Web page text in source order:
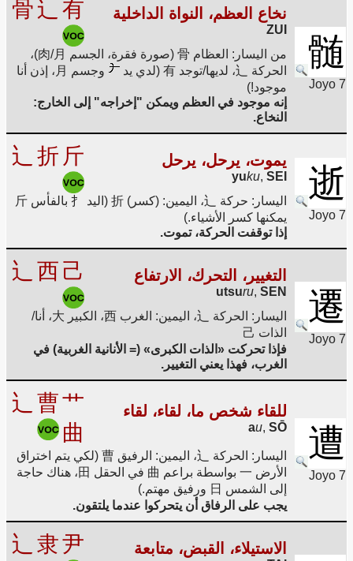
髄
Joyo 7
نخاع العظم، النواة الداخلية
ZUI
骨辶 有
من اليسار: العظام 骨 (صورة فقرة، الجسم 肉/月)،
الحركة 辶، لديها/توجد 有 (لدي يد
وجسم 月، إذن أنا
موجود!)
إنه موجود في العظم ويمكن "إخراجه" إلى الخارج:
النخاع.
逝
Joyo 7
يموت، يرحل، يرحل
yuku, SEI
辶 折 斤
اليسار: حركة 辶، اليمين: (كسر) 折 (اليد 扌 بالفأس 斤
يمكنها كسر الأشياء.)
إذا توقفت الحركة، تموت.
遷
Joyo 7
التغيير، التحرك، الارتفاع
utsuru, SEN
辶 西己
اليسار: الحركة 辶، اليمين: الغرب 西، الكبير 大، أنا/
الذات 己
فإذا تحركت «الذات الكبرى» (= الأنانية الغربية) في
الغرب، فهذا يعني التغيير.
遭
Joyo 7
للقاء شخص ما، لقاء، لقاء
au, SŌ
辶 曹艹
曲
اليسار: الحركة 辶، اليمين: الرفيق 曹 (لكي يتم اختراق
الأرض 一 بواسطة براعم 曲 في الحقل 田، هناك حاجة
إلى الشمس 日 ورفيق مهتم.)
يجب على الرفاق أن يتحركوا عندما يلتقون.
الاستيلاء، القبض، متابعة 辶 隶尹